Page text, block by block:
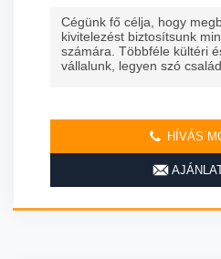
Cégünk fő célja, hogy
kivitelezést biztosítsunk
számára. Többféle kültéri
vállalunk, legyen szó
HÍVÁS